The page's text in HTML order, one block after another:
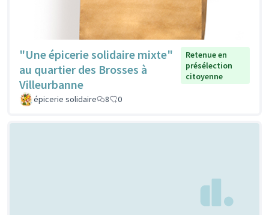
"Une épicerie solidaire mixte"
au quartier des Brosses à
Villeurbanne
Retenue en
présélection
citoyenne
épicerie solidaire 8 0